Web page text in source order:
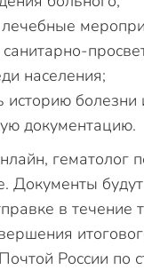
населения;
историю болезни
документацию.
гематолог
Документы
в течение
России по